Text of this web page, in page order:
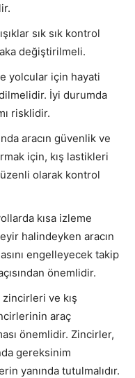
sık sık kontrol
değiştirilmeli.
yolcular için hayati
İyi durumda
risklidir.
aracın güvenlik ve
için, kış lastikleri
olarak kontrol
kısa izleme
halindeyken aracın
engelleyecek takip
önemlidir.
ve kış
araç
önemlidir. Zincirler,
gereksinim
yanında tutulmalıdır.